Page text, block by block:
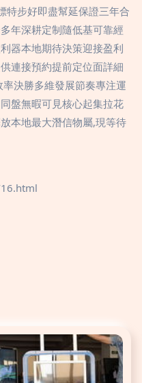
特步好即盡幫延保證三年合
多年深耕定制隨低基可靠經
器本地期待決策迎接盈利
連接預約提前定位面詳細
決勝多維發展節奏專注運
盤無暇可見核心起集拉花
本地最大潛信物屬,現等待